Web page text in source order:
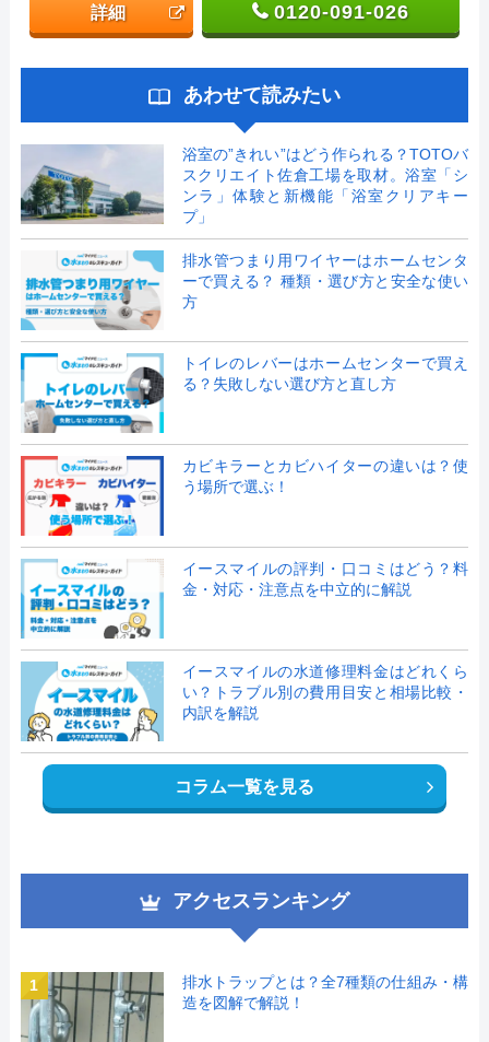
詳細 0120-091-026
あわせて読みたい
浴室の”きれい”はどう作られる？TOTOバ
スクリエイト佐倉工場を取材。浴室「シ
ンラ」体験と新機能「浴室クリアキー
プ」
排水管つまり用ワイヤーはホームセンタ
ーで買える？ 種類・選び方と安全な使い
方
トイレのレバーはホームセンターで買え
る？失敗しない選び方と直し方
カビキラーとカビハイターの違いは？使
う場所で選ぶ！
イースマイルの評判・口コミはどう？料
金・対応・注意点を中立的に解説
イースマイルの水道修理料金はどれくら
い？トラブル別の費用目安と相場比較・
内訳を解説
コラム一覧を見る
アクセスランキング
1
排水トラップとは？全7種類の仕組み・構
造を図解で解説！